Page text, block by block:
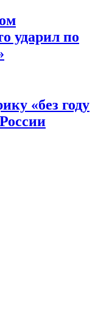
ударил по
«без году